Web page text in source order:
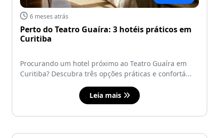
6 meses atrás
Perto do Teatro Guaíra: 3 hotéis práticos em
Curitiba
Procurando um hotel próximo ao Teatro Guaíra em
Curitiba? Descubra três opções práticas e confortá...
Leia mais